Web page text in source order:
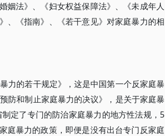
姻法》、《妇女权益保障法》、《未成年人
、《指南》、《若干意见》对家庭暴力的相
力的若干规定》，这是中国第一个反家庭暴
防和制止家庭暴力的决议》，是关于家庭暴
定了专门的防治家庭暴力的地方性法规，5
庭暴力的政策，即便是没有出台专门反家庭